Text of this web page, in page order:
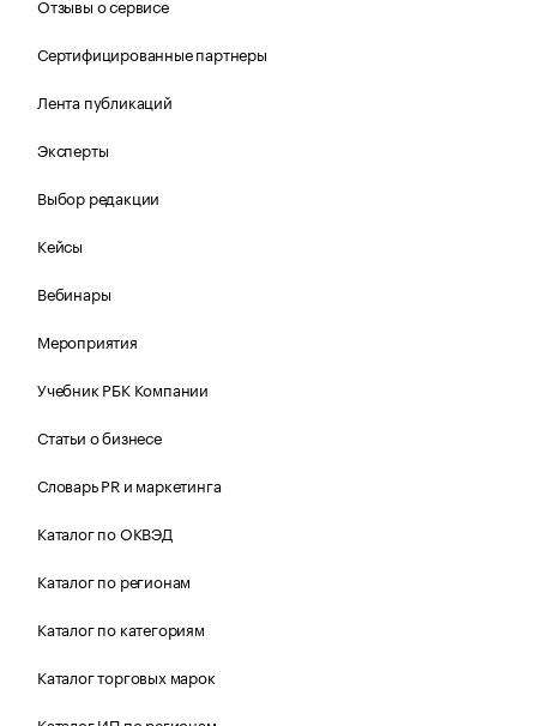
Отзывы о сервисе
Сертифицированные партнеры
Лента публикаций
Эксперты
Выбор редакции
Кейсы
Вебинары
Мероприятия
Учебник РБК Компании
Статьи о бизнесе
Словарь PR и маркетинга
Каталог по ОКВЭД
Каталог по регионам
Каталог по категориям
Каталог торговых марок